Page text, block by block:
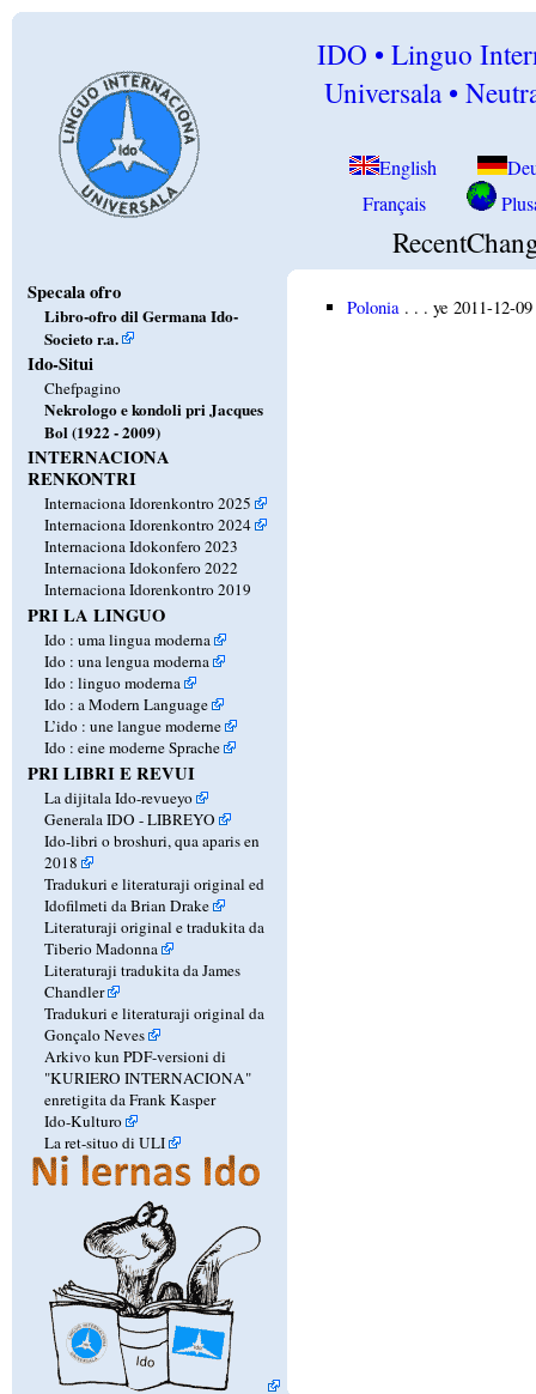
IDO • Linguo
Universala •
English
Français
Specala ofro
Libro-ofro dil Germana Ido-
Societo r.a.
Ido-Situi
Chefpagino
Nekrologo e kondoli pri Jacques
Bol (1922 - 2009)
INTERNACIONA
RENKONTRI
Internaciona Idorenkontro 2025
Internaciona Idorenkontro 2024
Internaciona Idokonfero 2023
Internaciona Idokonfero 2022
Internaciona Idorenkontro 2019
PRI LA LINGUO
Ido : uma lingua moderna
Ido : una lengua moderna
Ido : linguo moderna
Ido : a Modern Language
L’ido : une langue moderne
Ido : eine moderne Sprache
PRI LIBRI E REVUI
La dijitala Ido-revueyo
Generala IDO - LIBREYO
Ido-libri o broshuri, qua aparis en
2018
Tradukuri e literaturaji original ed
Idofilmeti da Brian Drake
Literaturaji original e tradukita da
Tiberio Madonna
Literaturaji tradukita da James
Chandler
Tradukuri e literaturaji original da
Gonçalo Neves
Arkivo kun PDF-versioni di
"KURIERO INTERNACIONA"
enretigita da Frank Kasper
Ido-Kulturo
La ret-situo di ULI
Polonia . . . ye 2011-12-